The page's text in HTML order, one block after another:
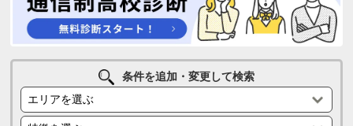
条件を追加・変更して検索